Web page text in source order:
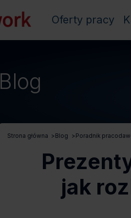
Oferty pracy
Blog
Strona główna >Blog >Poradnik
jak